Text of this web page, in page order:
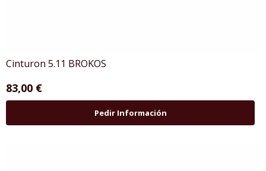
Cinturon 5.11 BROKOS
83,00 €
Pedir Información